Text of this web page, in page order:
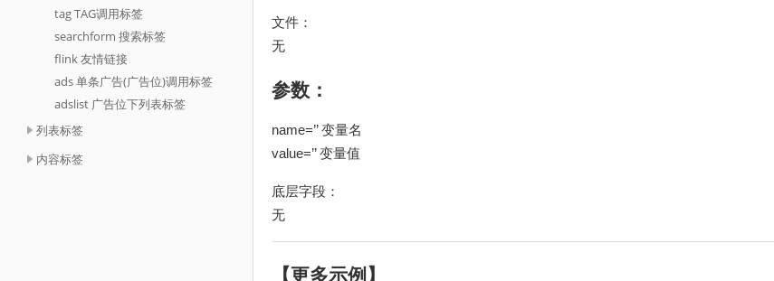
tag TAG调用标签
searchform 搜索标签
flink 友情链接
ads 单条广告(广告位)调用标签
adslist 广告位下列表标签
列表标签
内容标签
文件：
无
参数：
name=’’ 变量名
value=’’ 变量值
底层字段：
无
【更多示例】